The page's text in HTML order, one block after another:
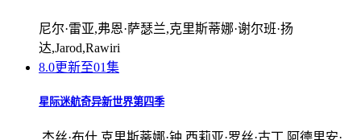
尼尔·雷亚,弗恩·萨瑟兰,克里斯蒂娜·谢尔班·扬
达,Jarod,Rawiri
8.0更新至01集
星际迷航奇异新世界第四季